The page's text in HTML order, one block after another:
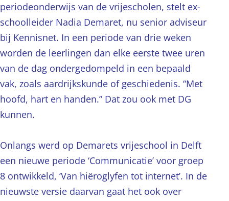
periodeonderwijs van de vrijescholen, stelt ex-
schoolleider Nadia Demaret, nu senior adviseur
bij Kennisnet. In een periode van drie weken
worden de leerlingen dan elke eerste twee uren
van de dag ondergedompeld in een bepaald
vak, zoals aardrijkskunde of geschiedenis. “Met
hoofd, hart en handen.” Dat zou ook met DG
kunnen.
Onlangs werd op Demarets vrijeschool in Delft
een nieuwe periode ‘Communicatie’ voor groep
8 ontwikkeld, ‘Van hiëroglyfen tot internet’. In de
nieuwste versie daarvan gaat het ook over